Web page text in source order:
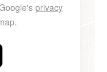
privacy